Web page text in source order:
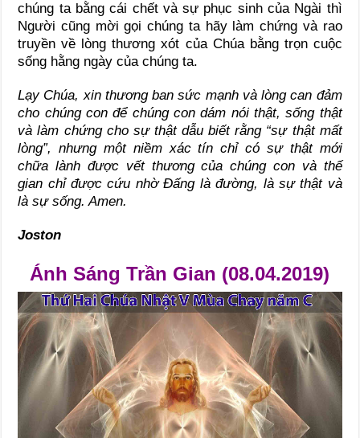
chúng ta bằng cái chết và sự phục sinh của Ngài thì
Người cũng mời gọi chúng ta hãy làm chứng và rao
truyền về lòng thương xót của Chúa bằng trọn cuộc
sống hằng ngày của chúng ta.
Lạy Chúa, xin thương ban sức mạnh và lòng can đảm
cho chúng con để chúng con dám nói thật, sống thật
và làm chứng cho sự thật dẫu biết rằng “sự thật mất
lòng”, nhưng một niềm xác tín chỉ có sự thật mới
chữa lành được vết thương của chúng con và thế
gian chỉ được cứu nhờ Đấng là đường, là sự thật và
là sự sống. Amen.
Joston
Ánh Sáng Trần Gian (08.04.2019)